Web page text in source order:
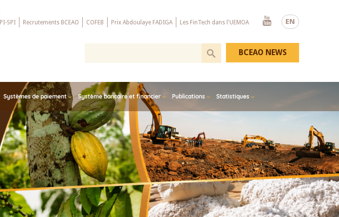
EN
PI-SPI Recrutements BCEAO COFEB Prix Abdoulaye FADIGA Les FinTech dans l'UEMOA
Youtube
Systèmes de paiement Système bancaire et financier Publications Statistiques
BCEAO NEWS